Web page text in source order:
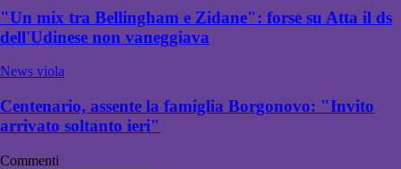
"Un mix tra Bellingham e Zidane": forse su Atta il ds
dell'Udinese non vaneggiava
News viola
Centenario, assente la famiglia Borgonovo: "Invito
arrivato soltanto ieri"
Commenti